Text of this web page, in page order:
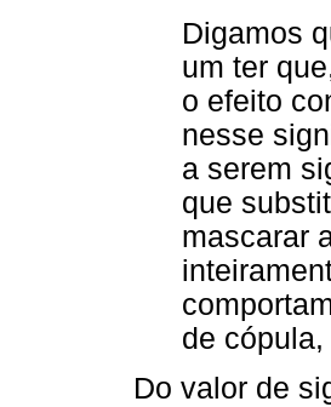
Digamos
um ter
o efeito
nesse
a serem
que
mascarar
de
Do valor de